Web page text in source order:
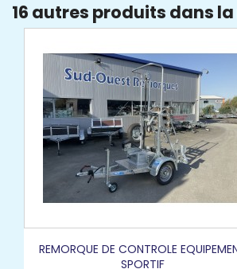
16 autres produits dans
REMORQUE DE CONTROLE
SPORTIF